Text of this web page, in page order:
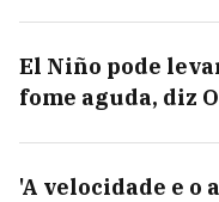
El Niño pode
fome aguda, diz
'A velocidade e o